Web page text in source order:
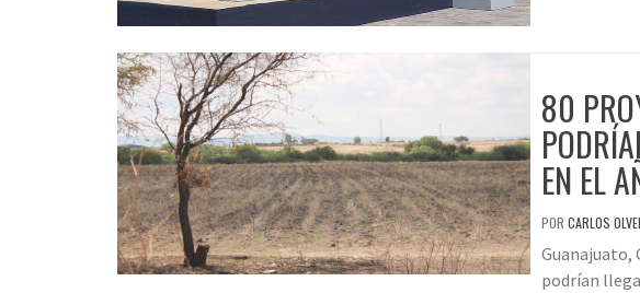
80
EN EL
POR CARLOS
Guanajuato,
podrían